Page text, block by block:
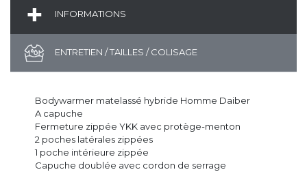
INFORMATIONS
ENTRETIEN / TAILLES / COLISAGE
Bodywarmer matelassé hybride Homme Daiber
A capuche
Fermeture zippée YKK avec protège-menton
2 poches latérales zippées
1 poche intérieure zippée
Capuche doublée avec cordon de serrage